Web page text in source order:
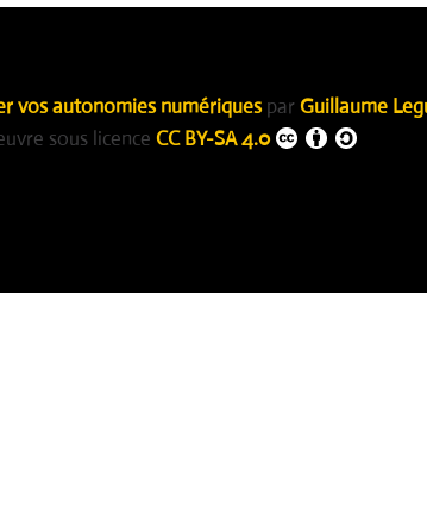
vos autonomies numériquespar Guillaume
sous licence CC BY-SA 4.0